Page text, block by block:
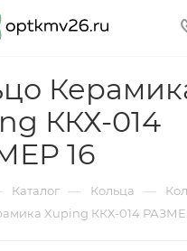
ККХ-014
16
Каталог — Кольца —
Xuping ККХ-014